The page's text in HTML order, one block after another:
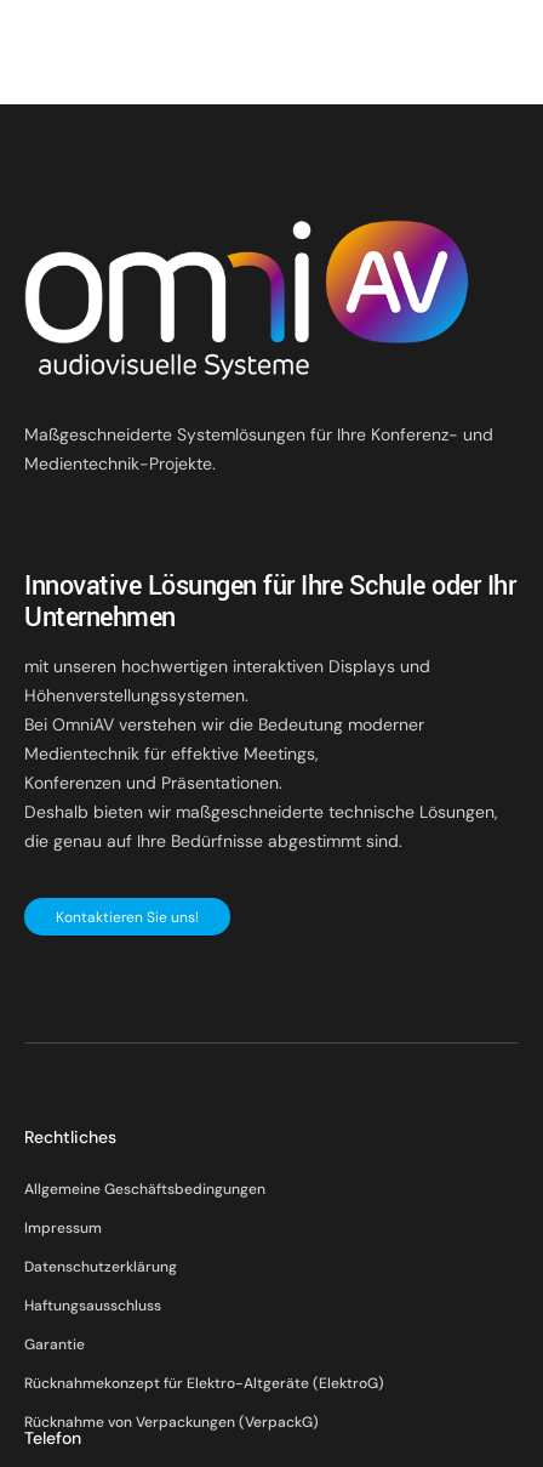
Maßgeschneiderte Systemlösungen für Ihre Konferenz- und
Medientechnik-Projekte.
Innovative Lösungen für Ihre Schule oder Ihr
Unternehmen
mit unseren hochwertigen interaktiven Displays und
Höhenverstellungssystemen.
Bei OmniAV verstehen wir die Bedeutung moderner
Medientechnik für effektive Meetings,
Konferenzen und Präsentationen.
Deshalb bieten wir maßgeschneiderte technische Lösungen,
die genau auf Ihre Bedürfnisse abgestimmt sind.
Kontaktieren Sie uns!
Rechtliches
Allgemeine Geschäftsbedingungen
Impressum
Datenschutzerklärung
Haftungsausschluss
Garantie
Rücknahmekonzept für Elektro-Altgeräte (ElektroG)
Rücknahme von Verpackungen (VerpackG)
Telefon